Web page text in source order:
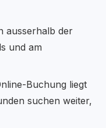
ausserhalb der
und am
Buchung liegt
suchen weiter,